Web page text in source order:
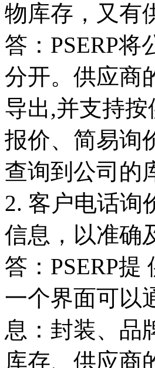
物库存，又有
答：PSERP
分开。供应商
导出,并支持
报价、简易询
查询到公司的
2. 客户电话询
信息，以准确
答：PSERP
一个界面可以
息：封装、品
库存、供应商